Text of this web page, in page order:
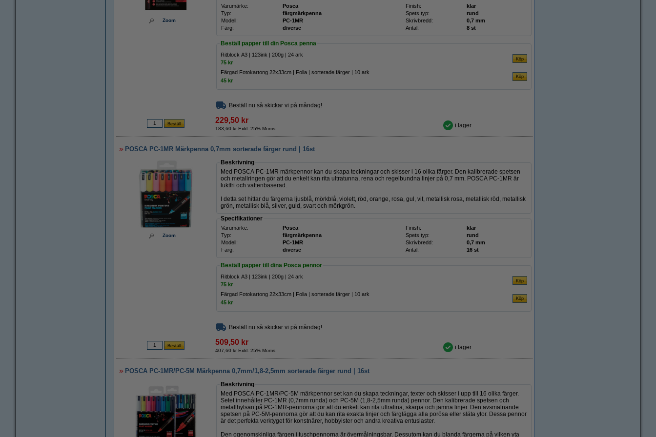
Zoom
Varumärke: Posca Finish:
klar
Typ:
färgmärkpenna Spets typ:
rund
Modell:
PC-1MR Skrivbredd:
0,7 mm
Färg:
diverse Antal: 8 st
Beställ papper till din Posca penna
Ritblock A3 | 123ink | 200g | 24 ark
75 kr
Färgad Fotokartong 22x33cm | Folia | sorterade färger | 10 ark
45 kr
Beställ nu så skickar vi på måndag!
229,50 kr
183,60 kr Exkl. 25% Moms i lager
POSCA PC-1MR Märkpenna 0,7mm sorterade färger rund | 16st
Zoom
Beskrivning
Med POSCA PC-1MR märkpennor kan du skapa teckningar och skisser i 16 olika färger. Den kalibrerade spetsen
och metallringen gör att du enkelt kan rita ultratunna, rena och regelbundna linjer på 0,7 mm. POSCA PC-1MR är
luktfri och vattenbaserad.
I detta set hittar du färgerna ljusblå, mörkblå, violett, röd, orange, rosa, gul, vit, metallisk rosa, metallisk röd, metallisk
grön, metallisk blå, silver, guld, svart och mörkgrön.
Specifikationer
Varumärke: Posca Finish:
klar
Typ:
färgmärkpenna Spets typ:
rund
Modell:
PC-1MR Skrivbredd:
0,7 mm
Färg:
diverse Antal: 16 st
Beställ papper till dina Posca pennor
Ritblock A3 | 123ink | 200g | 24 ark
75 kr
Färgad Fotokartong 22x33cm | Folia | sorterade färger | 10 ark
45 kr
Beställ nu så skickar vi på måndag!
509,50 kr
407,60 kr Exkl. 25% Moms i lager
POSCA PC-1MR/PC-5M Märkpenna 0,7mm/1,8-2,5mm sorterade färger rund | 16st
Beskrivning
Med POSCA PC-1MR/PC-5M märkpennor set kan du skapa teckningar, texter och skisser i upp till 16 olika färger.
Setet innehåller PC-1MR (0,7mm runda) och PC-5M (1,8-2,5mm runda) pennor. Den kalibrerade spetsen och
metallhylsan på PC-1MR-pennorna gör att du enkelt kan rita ultrafina, skarpa och jämna linjer. Den avsmalnande
spetsen på PC-5M-pennorna gör att du kan rita exakta linjer och färglägga alla porösa eller släta ytor. Dessa pennor
är det perfekta verktyget för konstnärer, hobbyister och andra kreativa entusiaster.
Den ogenomskinliga färgen i tuschpennorna är övermålningsbar. Dessutom kan du blanda färgerna på vilken yta